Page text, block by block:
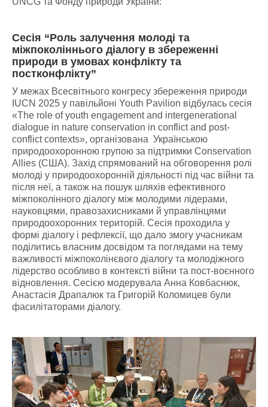
Сесія “Роль залучення молоді та
міжпоколіннього діалогу в збереженні
природи в умовах конфлікту та
постконфлікту”
У межах Всесвітнього конгресу збереження природи
IUCN 2025 у павільйоні Youth Pavilion відбулась сесія
«The role of youth engagement and intergenerational
dialogue in nature conservation in conflict and post-
conflict contexts», організована Українською
природоохоронною групою за підтримки Conservation
Allies (США). Захід спрямований на обговорення ролі
молоді у природоохоронній діяльності під час війни та
після неї, а також на пошук шляхів ефективного
міжпоколінного діалогу між молодими лідерами,
науковцями, правозахисниками й управлінцями
природоохоронних територій. Сесія проходила у
формі діалогу і рефлексії, що дало змогу учасникам
поділитись власним досвідом та поглядами на тему
важливості міжпоколінєвого діалогу та молодіжного
лідерство особливо в контексті війни та пост-воєнного
відновлення. Сесією модерувала Анна Ковбаснюк,
Анастасія Драпалюк та Григорій Коломицев були
фасилітаторами діалогу.